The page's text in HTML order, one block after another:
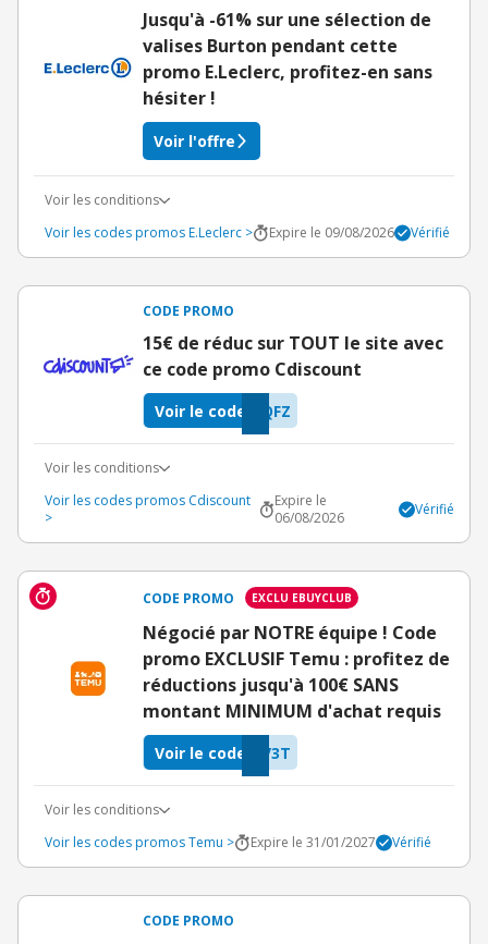
Jusqu'à -61% sur une sélection de
valises Burton pendant cette
promo E.Leclerc, profitez-en sans
hésiter !
Voir l'offre
Voir les conditions
Voir les codes promos E.Leclerc >
Expire le 09/08/2026 Vérifié
CODE PROMO
15€ de réduc sur TOUT le site avec
ce code promo Cdiscount
QFZ
Voir le code
Voir les conditions
Voir les codes promos Cdiscount
>
Expire le
06/08/2026
Vérifié
CODE PROMO EXCLU EBUYCLUB
Négocié par NOTRE équipe ! Code
promo EXCLUSIF Temu : profitez de
réductions jusqu'à 100€ SANS
montant MINIMUM d'achat requis
V3T
Voir le code
Voir les conditions
Voir les codes promos Temu >
Expire le 31/01/2027 Vérifié
CODE PROMO